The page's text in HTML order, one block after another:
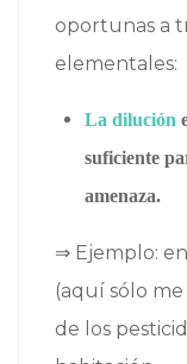
oportunas a
elementales:
La dilución
suficiente
amenaza.
⇒ Ejemplo:
(aquí sólo
de los